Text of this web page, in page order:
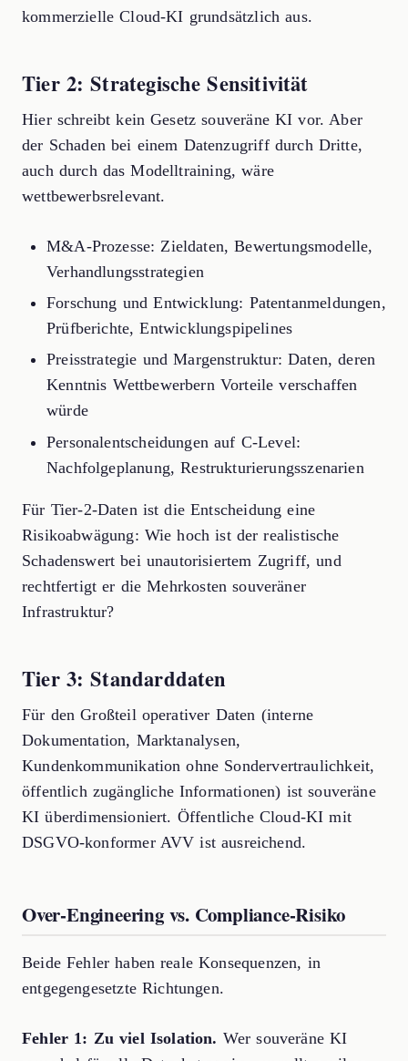
kommerzielle Cloud-KI grundsätzlich aus.
Tier 2: Strategische Sensitivität
Hier schreibt kein Gesetz souveräne KI vor. Aber
der Schaden bei einem Datenzugriff durch Dritte,
auch durch das Modelltraining, wäre
wettbewerbsrelevant.
M&A-Prozesse: Zieldaten, Bewertungsmodelle,
Verhandlungsstrategien
Forschung und Entwicklung: Patentanmeldungen,
Prüfberichte, Entwicklungspipelines
Preisstrategie und Margenstruktur: Daten, deren
Kenntnis Wettbewerbern Vorteile verschaffen
würde
Personalentscheidungen auf C-Level:
Nachfolgeplanung, Restrukturierungsszenarien
Für Tier-2-Daten ist die Entscheidung eine
Risikoabwägung: Wie hoch ist der realistische
Schadenswert bei unautorisiertem Zugriff, und
rechtfertigt er die Mehrkosten souveräner
Infrastruktur?
Tier 3: Standarddaten
Für den Großteil operativer Daten (interne
Dokumentation, Marktanalysen,
Kundenkommunikation ohne Sondervertraulichkeit,
öffentlich zugängliche Informationen) ist souveräne
KI überdimensioniert. Öffentliche Cloud-KI mit
DSGVO-konformer AVV ist ausreichend.
Over-Engineering vs. Compliance-Risiko
Beide Fehler haben reale Konsequenzen, in
entgegengesetzte Richtungen.
Fehler 1: Zu viel Isolation. Wer souveräne KI